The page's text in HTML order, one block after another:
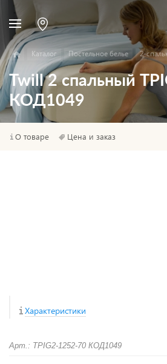
Каталог Постельное белье 2-
Twill 2 спальный
КОД1049
О товаре Цена и заказ
Характеристики
Арт.: TPIG2-1252-70 КОД1049